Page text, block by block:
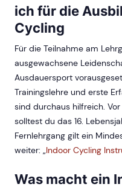
ich für die
Cycling
Für die Teilnahme am
ausgewachsene
Ausdauersport
Trainingslehre und erste
sind durchaus hilfreich.
solltest du das 16.
Fernlehrgang gilt ein
weiter: „Indoor Cycling
Was macht ein